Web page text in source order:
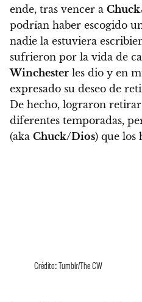
ende, tras vencer a
podrían haber escogido
nadie la estuviera
sufrieron por la vida de
Winchester les dio y en
expresado su deseo de
De hecho, lograron
diferentes temporadas,
(aka Chuck/Dios) que los
Crédito: Tumblr/The CW